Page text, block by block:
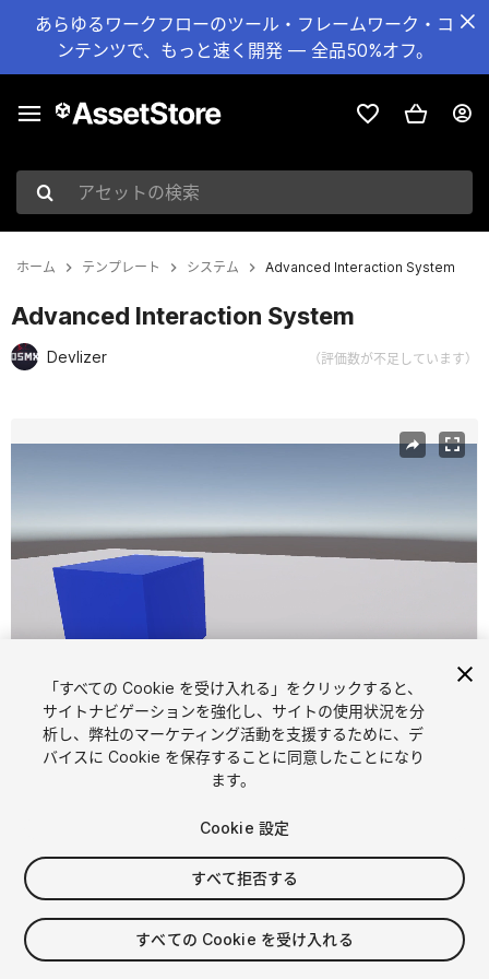
あらゆるワークフローのツール・フレームワーク・コ
ンテンツで、もっと速く開発 — 全品50%オフ。
アセットの検索
ホーム テンプレート システム Advanced Interaction System
Advanced Interaction System
Devlizer （評価数が不足しています）
1 /3
$5
消費税は決済時に計算されます
「すべての Cookie を受け入れる」をクリックすると、
サイトナビゲーションを強化し、サイトの使用状況を分
析し、弊社のマーケティング活動を支援するために、デ
バイスに Cookie を保存することに同意したことになり
ます。
Cookie 設定
すべて拒否する
すべての Cookie を受け入れる